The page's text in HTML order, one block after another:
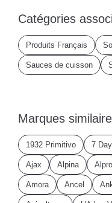
Catégories
Produits Français
Sauces de cuisson
Marques
1932 Primitivo 7
Ajax Alpina Alpro
Amora Ancel